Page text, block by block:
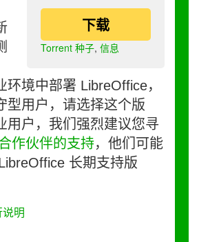
下载
Torrent 种子, 信息
环境中部署 LibreOffice，
型用户，请选择这个版
用户，我们强烈建议您寻
作伙伴的支持，他们可能
长期支持版
说明